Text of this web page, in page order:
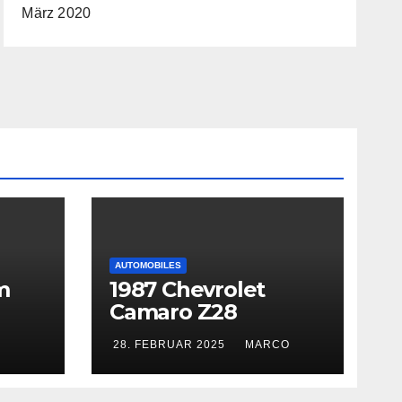
März 2020
AUTOMOBILES
1987 Chevrolet
Camaro Z28
28. FEBRUAR 2025 MARCO